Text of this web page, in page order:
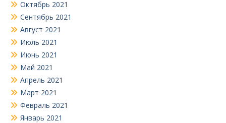
Октябрь 2021
Сентябрь 2021
Август 2021
Июль 2021
Июнь 2021
Май 2021
Апрель 2021
Март 2021
Февраль 2021
Январь 2021